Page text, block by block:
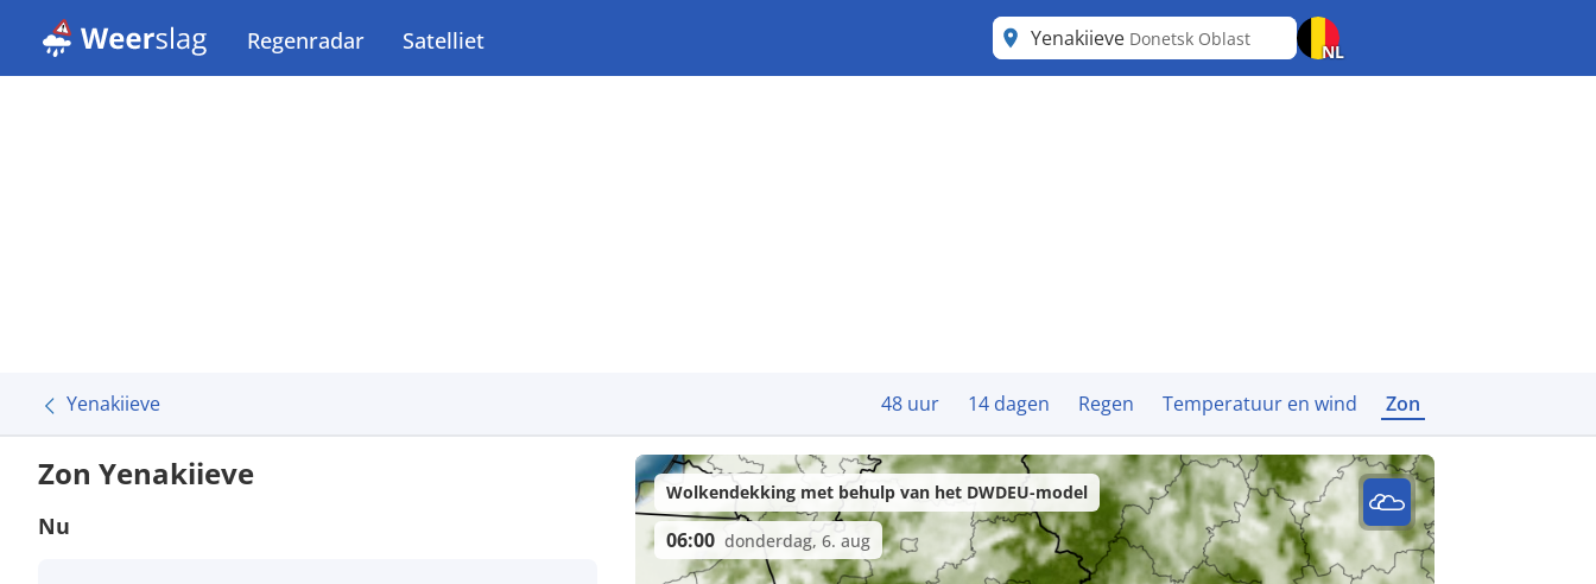
Regenradar Satelliet Yenakiieve Donetsk Oblast
NL
Yenakiieve 48 uur 14 dagen Regen Temperatuur en wind Zon
Zon Yenakiieve
Nu
Wolkendekking met behulp van het DWDEU-model
06:00 donderdag, 6. aug